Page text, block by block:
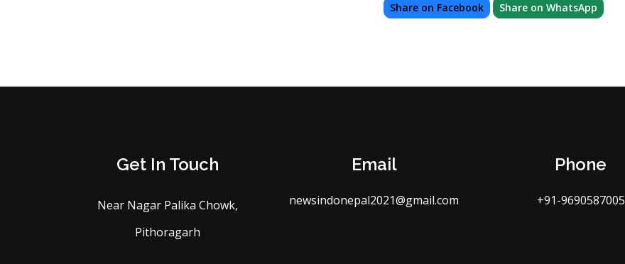
Share on Facebook Share on WhatsApp
Get In Touch
Near Nagar Palika Chowk,
Pithoragarh
Email
newsindonepal2021@gmail.com
Phone
+91-9690587005